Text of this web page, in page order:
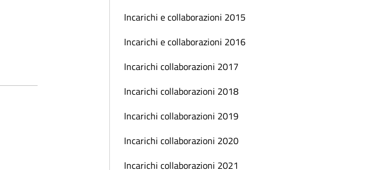
Incarichi e collaborazioni 2015
Incarichi e collaborazioni 2016
Incarichi collaborazioni 2017
Incarichi collaborazioni 2018
Incarichi collaborazioni 2019
Incarichi collaborazioni 2020
Incarichi collaborazioni 2021